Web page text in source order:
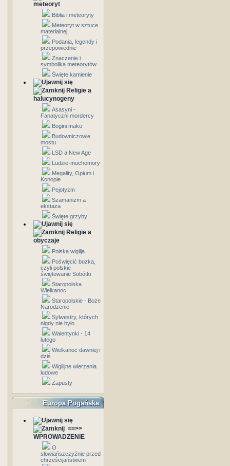
meteoryt
Biblia i meteoryty
Meteoryt w sztuce
materialnej
Podania, legendy i
przepowiednie
Znaczenie i
symbolika meteorytów
Święte kamienie
Religie a
halucynogeny
Asasyni -
Fanatyczni mordercy
Bogini maku
Budowniczowie
mostu
LSD a New Age
Ludzie-muchomory
Megality, Opium i
Konopie
Pejotyzm
Szamanizm a
ekstaza
Święte grzyby
Religie a
obyczaje
Polska wigilja
Poświęcić bożka,
czyli polskie
świętowanie Sobótki
Staropolska
Wielkanoc
Staropolskie - Boże
Narodzenie
Sylwestry, których
nigdy nie było
Walentynki - 14
lutego
Wielkanoc dawniej i
dziś
Wigilijne wierzenia
ludowe
Zapusty
Europa Pogańska
==>>
WPROWADZENIE
O
słowiańszczyźnie przed
chrześcijaństwem